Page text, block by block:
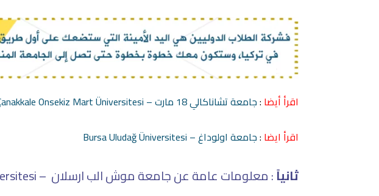
اقرأ أيضا :جامعة تشاناكالي 18 مارت – Çanakkale Onsekiz Mart Üniversitesi
اقرأ ايضا :جامعة اولوداغ – Bursa Uludağ Üniversitesi
ثانياً: معلومات عامة عن جامعة موش الب ارسلان – Muş Alparslan Üniversitesi